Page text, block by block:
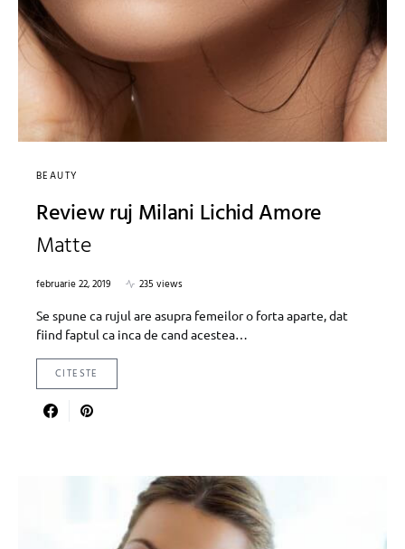
BEAUTY
Review ruj Milani Lichid Amore
Matte
februarie 22, 2019
235 views
Se spune ca rujul are asupra femeilor o forta aparte, dat
fiind faptul ca inca de cand acestea…
CITESTE